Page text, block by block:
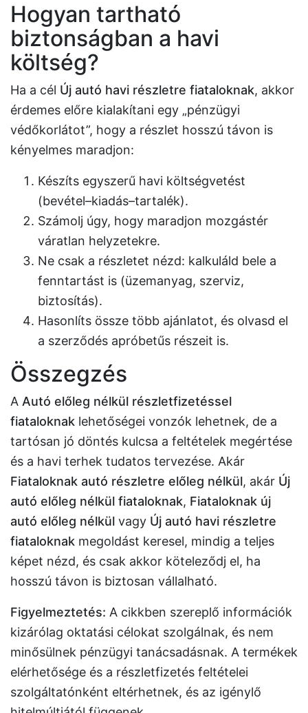
Hogyan tartható
biztonságban a havi
költség?
Ha a cél Új autó havi részletre fiataloknak, akkor
érdemes előre kialakítani egy „pénzügyi
védőkorlátot”, hogy a részlet hosszú távon is
kényelmes maradjon:
Készíts egyszerű havi költségvetést
(bevétel–kiadás–tartalék).
Számolj úgy, hogy maradjon mozgástér
váratlan helyzetekre.
Ne csak a részletet nézd: kalkuláld bele a
fenntartást is (üzemanyag, szerviz,
biztosítás).
Hasonlíts össze több ajánlatot, és olvasd el
a szerződés apróbetűs részeit is.
Összegzés
A Autó előleg nélkül részletfizetéssel
fiataloknak lehetőségei vonzók lehetnek, de a
tartósan jó döntés kulcsa a feltételek megértése
és a havi terhek tudatos tervezése. Akár
Fiataloknak autó részletre előleg nélkül, akár Új
autó előleg nélkül fiataloknak, Fiataloknak új
autó előleg nélkül vagy Új autó havi részletre
fiataloknak megoldást keresel, mindig a teljes
képet nézd, és csak akkor köteleződj el, ha
hosszú távon is biztosan vállalható.
Figyelmeztetés: A cikkben szereplő információk
kizárólag oktatási célokat szolgálnak, és nem
minősülnek pénzügyi tanácsadásnak. A termékek
elérhetősége és a részletfizetés feltételei
szolgáltatónként eltérhetnek, és az igénylő